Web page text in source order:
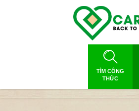
TÌM CÔNG
THỨC